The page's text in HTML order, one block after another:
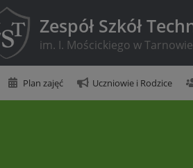
Zespół Szkół
im. I. Mościckiego w
Plan zajęć Uczniowie i Rodzice